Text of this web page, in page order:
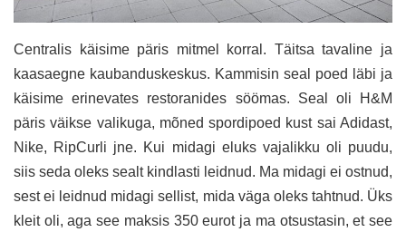
Centralis käisime päris mitmel korral. Täitsa tavaline ja
kaasaegne kaubanduskeskus. Kammisin seal poed läbi ja
käisime erinevates restoranides söömas. Seal oli H&M
päris väikse valikuga, mõned spordipoed kust sai Adidast,
Nike, RipCurli jne. Kui midagi eluks vajalikku oli puudu,
siis seda oleks sealt kindlasti leidnud. Ma midagi ei ostnud,
sest ei leidnud midagi sellist, mida väga oleks tahtnud. Üks
kleit oli, aga see maksis 350 eurot ja ma otsustasin, et see